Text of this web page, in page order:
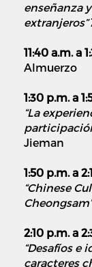
enseñanza
extranjeros”
11:40 a.m. a
Almuerzo
1:30 p.m. a
“La
Jieman
1:50 p.m. a
“Chinese
Cheongsam”
2:10 p.m. a
“Desafíos e
caracteres